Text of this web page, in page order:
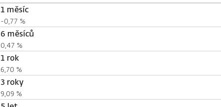
1 měsíc
-0,77 %
6 měsíců
0,47 %
1 rok
6,70 %
3 roky
9,09 %